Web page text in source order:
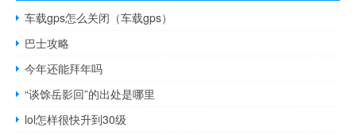
车载gps怎么关闭（车载gps）
巴士攻略
今年还能拜年吗
“谈馀岳影回”的出处是哪里
lol怎样很快升到30级